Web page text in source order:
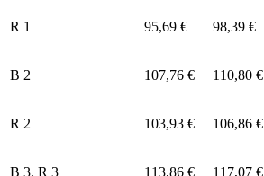
R 1 95,69 € 98,39 €
B 2 107,76 € 110,80 €
R 2 103,93 € 106,86 €
B 3, R 3 113,86 € 117,07 €